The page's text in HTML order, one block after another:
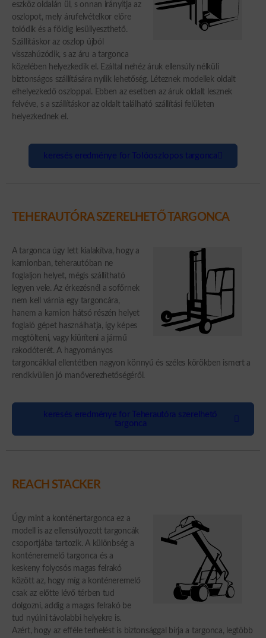
eszköz oldalán ül, s onnan irányítja az
oszlopot, mely árufelvételkor előre
tolódik és a földig lesüllyeszthető.
Szállításkor az oszlop újból
visszahúzódik, s az áru a targonca
közelében helyezkedik el. Ezáltal nehéz áruk ellensúly nélküli
biztonságos szállítására nyílik lehetőség. Léteznek modellek oldalt
elhelyezkedő oszloppal. Ebben az esetben az áruk oldalt lesznek
felvéve, s a szállításkor az oldalt található szállítási felületen
helyezkednek el.
keresés eredménye for Tolóoszlopos targonca
TEHERAUTÓRA SZERELHETŐ TARGONCA
A targonca úgy lett kialakítva, hogy a
kamionban, teherautóban ne
foglaljon helyet, mégis szállítható
legyen vele. Az érkezésnél a sofőrnek
nem kell várnia egy targoncára,
hanem a kamion hátsó részén helyet
foglaló gépet használhatja, így képes
megtölteni, vagy kiüríteni a jármű
rakodóterét. A hagyományos
targoncákkal ellentétben nagyon könnyű és széles körökben ismert a
rendkívülien jó manőverezhetőségéről.
keresés eredménye for Teherautóra szerelhető
targonca
REACH STACKER
Úgy mint a konténertargonca ez a
modell is az ellensúlyozott targoncák
csoportjába tartozik. A különbség a
konténeremelő targonca és a
keskeny folyosós magas felrakó
között az, hogy míg a konténeremelő
csak az előtte lévő térben tud
dolgozni, addig a magas felrakó be
tud nyúlni távolabbi helyekre is.
Azért, hogy az efféle terhelést is biztonsággal bírja a targonca, legtöbb